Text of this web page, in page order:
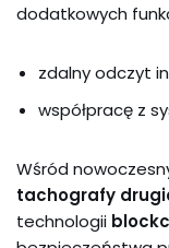
dodatkowych
zdalny odczyt
współpracę z
Wśród
tachografy
technologii